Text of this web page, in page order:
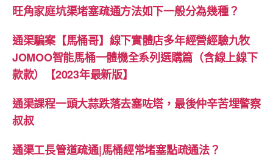
旺角家庭坑渠堵塞疏通方法如下一般分為幾種？
通渠騙案【馬桶哥】線下實體店多年經營經驗九牧
JOMOO智能馬桶一體機全系列選購篇（含線上線下
款款）【2023年最新版】
通渠課程一頭大蒜跌落去塞咗塔，最後仲辛苦埋警察
叔叔
通渠工長管道疏通|馬桶經常堵塞點疏通法？